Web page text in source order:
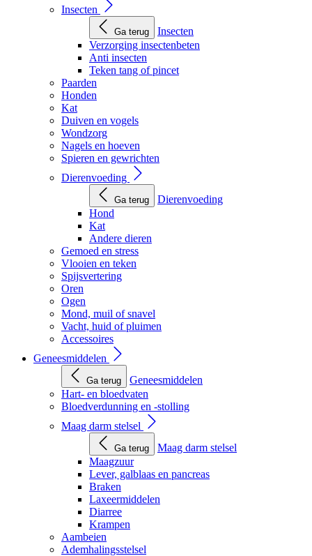
Insecten
Ga terug
Insecten
Verzorging insectenbeten
Anti insecten
Teken tang of pincet
Paarden
Honden
Kat
Duiven en vogels
Wondzorg
Nagels en hoeven
Spieren en gewrichten
Dierenvoeding
Ga terug
Dierenvoeding
Hond
Kat
Andere dieren
Gemoed en stress
Vlooien en teken
Spijsvertering
Oren
Ogen
Mond, muil of snavel
Vacht, huid of pluimen
Accessoires
Geneesmiddelen
Ga terug
Geneesmiddelen
Hart- en bloedvaten
Bloedverdunning en -stolling
Maag darm stelsel
Ga terug
Maag darm stelsel
Maagzuur
Lever, galblaas en pancreas
Braken
Laxeermiddelen
Diarree
Krampen
Aambeien
Ademhalingsstelsel